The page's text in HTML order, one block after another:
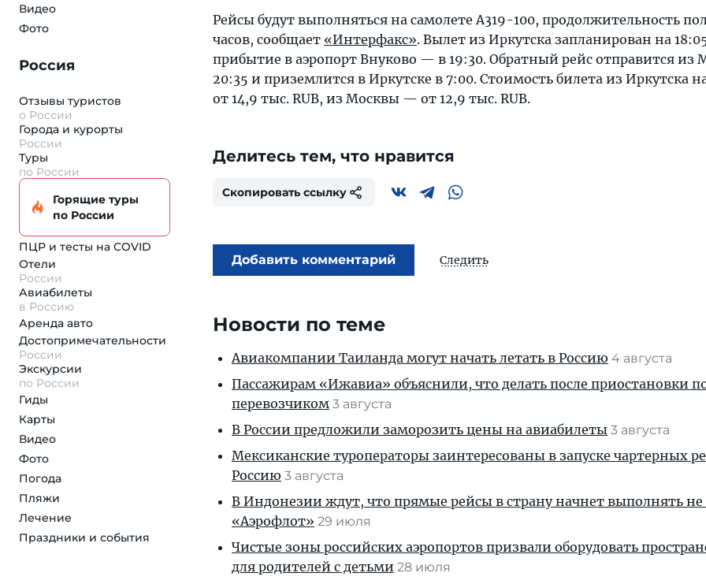
Видео
Фото
Россия
Отзывы туристов
о России
Города и курорты
России
Туры
по России
Горящие туры
по России
ПЦР и тесты на COVID
Отели
России
Авиабилеты
в Россию
Аренда авто
Достопримеча­тельности
России
Экскурсии
по России
Гиды
Карты
Видео
Фото
Погода
Пляжи
Лечение
Праздники и события
Рейсы будут выполняться на самолете A319-100, продолжительность
часов, сообщает «Интерфакс». Вылет из Иркутска запланирован на
прибытие в аэропорт Внуково — в 19:30. Обратный рейс отправится из
20:35 и приземлится в Иркутске в 7:00. Стоимость билета из Иркутска
от 14,9 тыс. RUB, из Москвы — от 12,9 тыс. RUB.
Делитесь тем, что нравится
Скопировать ссылку
Добавить комментарий Следить
Новости по теме
Авиакомпании Таиланда могут начать летать в Россию 4 августа
Пассажирам «Ижавиа» объяснили, что делать после приостановки
перевозчиком 3 августа
В России предложили заморозить цены на авиабилеты 3 августа
Мексиканские туроператоры заинтересованы в запуске чартерных
Россию 3 августа
В Индонезии ждут, что прямые рейсы в страну начнет выполнять не
«Аэрофлот» 29 июля
Чистые зоны российских аэропортов призвали оборудовать
для родителей с детьми 28 июля